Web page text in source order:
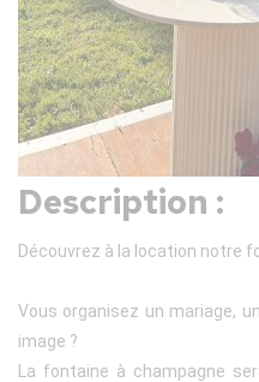
Description :
Découvrez à la location notre
Vous organisez un mariage,
image ?
La fontaine à champagne